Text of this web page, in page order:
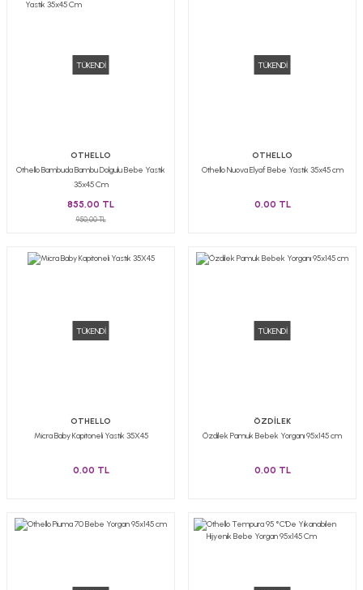
TÜKENDİ
OTHELLO
Othello Bambuda Bambu Dolgulu Bebe Yastık
35x45 Cm
855,00 TL
950,00 TL
TÜKENDİ
OTHELLO
Othello Nuova Elyaf Bebe Yastık 35x45 cm
0,00 TL
TÜKENDİ
OTHELLO
Micra Baby Kapitoneli Yastık 35X45
0,00 TL
TÜKENDİ
ÖZDİLEK
Özdilek Pamuk Bebek Yorganı 95x145 cm
0,00 TL